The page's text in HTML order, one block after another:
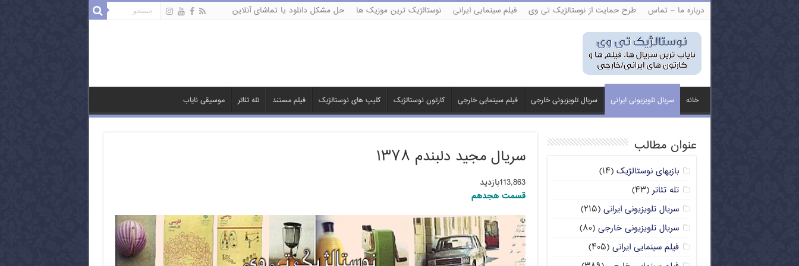
درباره ما – تماس طرح حمایت از نوستالژیک تی وی فیلم سینمایی ایرانی نوستالژیک ترین موزیک ها حل مشکل دانلود یا تماشای آنلاین
خانه سریال تلویزیونی ایرانی سریال تلویزیونی خارجی فیلم سینمایی خارجی کارتون نوستالژیک کلیپ های نوستالژیک فیلم مستند تله تئاتر موسیقی نایاب
سریال مجید دلبندم ۱۳۷۸
113,863بازدید
قسمت هجدهم
عنوان مطالب
بازیهای نوستالژیک (۱۴)
تله تئاتر(۴۳)
سریال تلویزیونی ایرانی (۲۱۵)
سریال تلویزیونی خارجی (۸۰)
فیلم سینمایی ایرانی (۴۰۵)